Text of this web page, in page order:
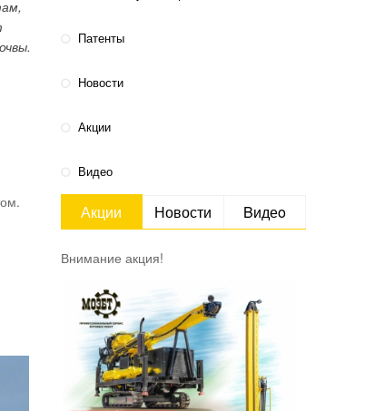
Патенты
Новости
Акции
Видео
Акции Новости Bидеo
Внимание акция!